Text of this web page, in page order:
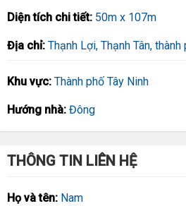
Diện tích chi tiết: 50m x 107m
Địa chỉ: Thạnh Lợi, Thạnh Tân, thành
Khu vực: Thành phố Tây Ninh
Hướng nhà: Đông
THÔNG TIN LIÊN HỆ
Họ và tên: Nam